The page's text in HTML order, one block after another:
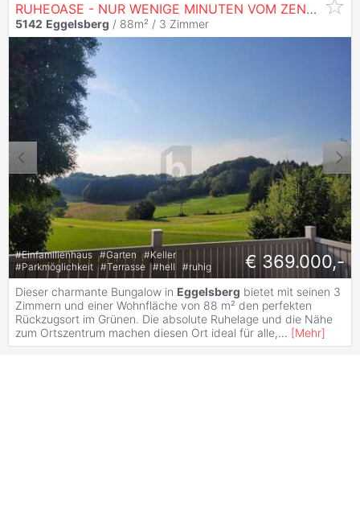
RUHEOASE - NUR WENIGE MINUTEN VOM ZENTRUM
5142 Eggelsberg / 88m² / 3 Zimmer
#Einfamilienhaus #Garten #Keller
#Parkmöglichkeit #Terrasse #hell #ruhig € 369.000,-
Dieser charmante Bungalow in Eggelsberg bietet mit seinen 3
Zimmern und einer Wohnfläche von 88 m² den perfekten
Rückzugsort im Grünen. Die absolute Ruhelage und die Nähe
zum Ortszentrum machen diesen Ort ideal für alle,... [Mehr]